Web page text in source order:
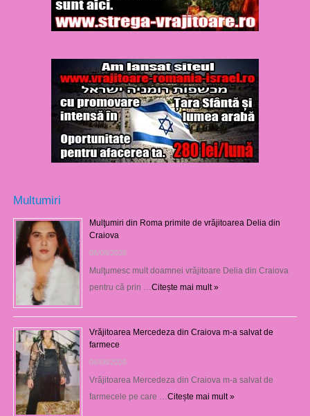
Multumiri
Mulţumiri din Roma primite de vrăjitoarea Delia din
Craiova
06/08/2026
Mulţumesc mult doamnei vrăjitoare Delia din Craiova
pentru că prin … Citește mai mult »
Vrăjitoarea Mercedeza din Craiova m-a salvat de
farmece
06/08/2026
Vrăjitoarea Mercedeza din Craiova m-a salvat de
farmecele pe care … Citește mai mult »